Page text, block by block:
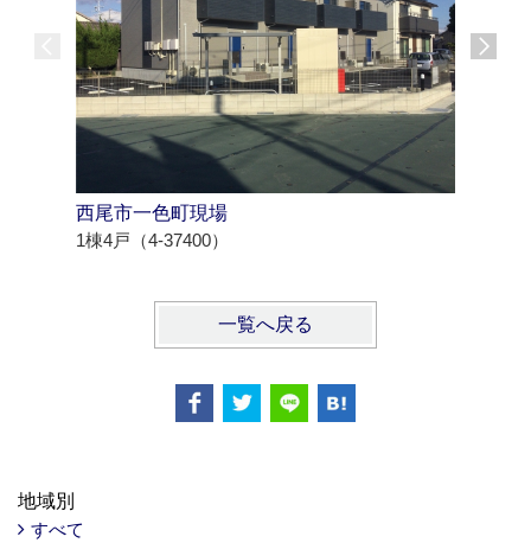
西尾市一色町現場
1棟4戸（4-37400）
一覧へ戻る
地域別
すべて